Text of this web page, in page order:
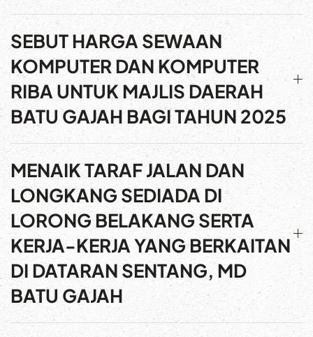
SEBUT HARGA SEWAAN
KOMPUTER DAN KOMPUTER
RIBA UNTUK MAJLIS DAERAH
BATU GAJAH BAGI TAHUN 2025
MENAIK TARAF JALAN DAN
LONGKANG SEDIADA DI
LORONG BELAKANG SERTA
KERJA-KERJA YANG BERKAITAN
DI DATARAN SENTANG, MD
BATU GAJAH